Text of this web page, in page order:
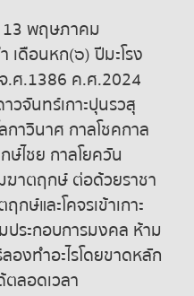
พฤษภาคม
ดือนหก(๖) ปีมะโรง
.ศ.1386 ค.ศ.2024
จันทร์เกาะปุนรวสุ
าวินาศ กาลโชคกาล
ไชย กาลโยควัน
าตฤกษ์ ต่อด้วยราชา
ษ์และโคจรเข้าเกาะ
ระกอบการมงคล ห้าม
องทำอะไรโดยขาดหลัก
ลอดเวลา